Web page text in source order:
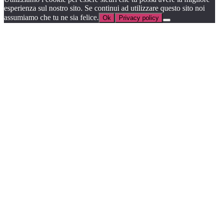
esperienza sul nostro sito. Se continui ad utilizzare questo sito noi
assumiamo che tu ne sia felice. Ok Privacy policy